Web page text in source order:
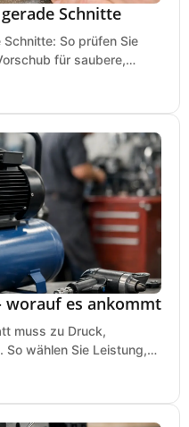
Schnitte
So prüfen Sie
für saubere,
worauf es ankommt
muss zu Druck,
wählen Sie Leistung,